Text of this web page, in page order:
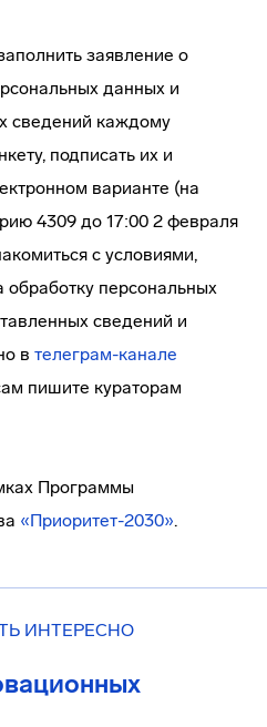
заявление о
данных и
сведений каждому
подписать их и
варианте (на
4309 до 17:00 2 февраля
с условиями,
обработку персональных
сведений и
в телеграм-канале
пишите кураторам
Программы
«Приоритет-2030».
ИНТЕРЕСНО